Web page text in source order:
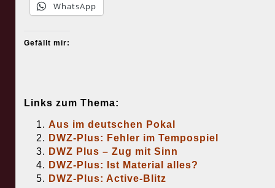
WhatsApp
Gefällt mir:
Links zum Thema:
Aus im deutschen Pokal
DWZ-Plus: Fehler im Tempospiel
DWZ Plus – Zug mit Sinn
DWZ-Plus: Ist Material alles?
DWZ-Plus: Active-Blitz